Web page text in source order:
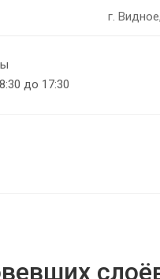
г.
до 17:30